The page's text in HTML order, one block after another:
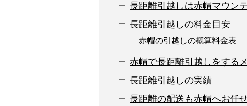
長距離引越しは赤帽マウン
長距離引越しの料金目安
赤帽の引越しの概算料金表
赤帽で長距離引越しをする
長距離引越しの実績
長距離の配送も赤帽へお任